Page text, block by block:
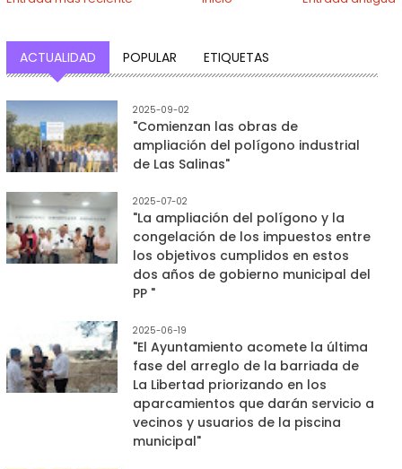
ACTUALIDAD POPULAR ETIQUETAS
2025-09-02
"Comienzan las obras de
ampliación del polígono industrial
de Las Salinas"
2025-07-02
"La ampliación del polígono y la
congelación de los impuestos entre
los objetivos cumplidos en estos
dos años de gobierno municipal del
PP "
2025-06-19
"El Ayuntamiento acomete la última
fase del arreglo de la barriada de
La Libertad priorizando en los
aparcamientos que darán servicio a
vecinos y usuarios de la piscina
municipal"